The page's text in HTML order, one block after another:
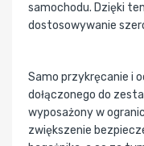
samochodu. Dzięki
dostosowywanie
Samo przykręcanie i
dołączonego do
wyposażony w
zwiększenie